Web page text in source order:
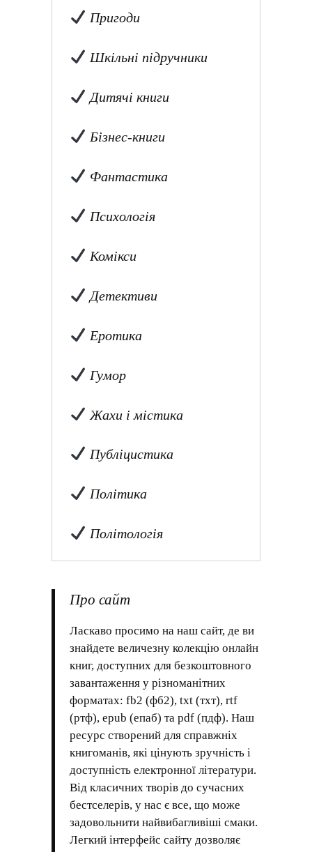
Пригоди
Шкільні підручники
Дитячі книги
Бізнес-книги
Фантастика
Психологія
Комікси
Детективи
Еротика
Гумор
Жахи і містика
Публіцистика
Політика
Політологія
Про сайт
Ласкаво просимо на наш сайт, де ви
знайдете величезну колекцію онлайн
книг, доступних для безкоштовного
завантаження у різноманітних
форматах: fb2 (фб2), txt (тхт), rtf
(ртф), epub (епаб) та pdf (пдф). Наш
ресурс створений для справжніх
книгоманів, які цінують зручність і
доступність електронної літератури.
Від класичних творів до сучасних
бестселерів, у нас є все, що може
задовольнити найвибагливіші смаки.
Легкий інтерфейс сайту дозволяє